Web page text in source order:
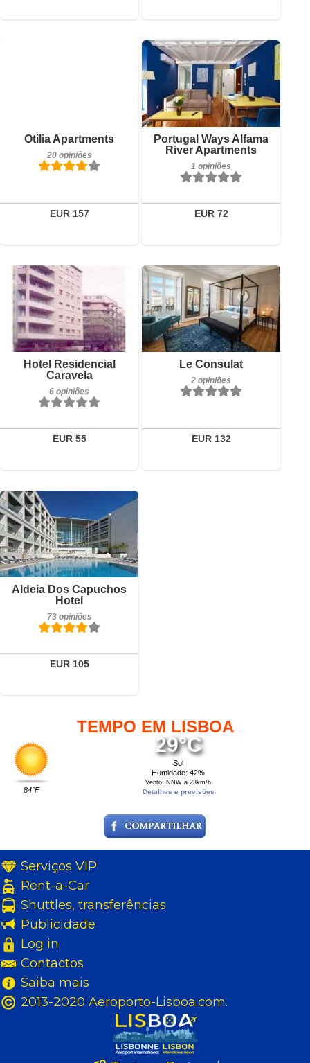
Otilia Apartments
20 opiniões
EUR 157
Detalhes
Reservar
Portugal Ways Alfama
River Apartments
1 opiniões
EUR 72
1 opiniões
Detalhes
Reservar
Hotel Residencial
Caravela
6 opiniões
EUR 55
6 opiniões
Detalhes
Reservar
Le Consulat
2 opiniões
EUR 132
2 opiniões
Reservar
Aldeia Dos Capuchos
Hotel
73 opiniões
EUR 105
73 opiniões
Detalhes
Reservar
TEMPO EM LISBOA
84°F
29°C
Sol
Humidade: 42%
Vento: NNW a 23km/h
Detalhes e previsões
Serviços VIP
Rent-a-Car
Shuttles, transferências
Publicidade
Log in
Contactos
Saiba mais
2013-2020 Aeroporto-Lisboa.com.